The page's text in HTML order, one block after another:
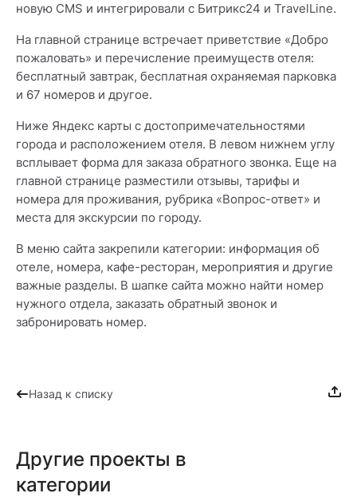
новую CMS и интегрировали с Битрикс24 и TravelLine.
На главной странице встречает приветствие «Добро
пожаловать» и перечисление преимуществ отеля:
бесплатный завтрак, бесплатная охраняемая парковка
и 67 номеров и другое.
Ниже Яндекс карты с достопримечательностями
города и расположением отеля. В левом нижнем углу
всплывает форма для заказа обратного звонка. Еще на
главной странице разместили отзывы, тарифы и
номера для проживания, рубрика «Вопрос-ответ» и
места для экскурсии по городу.
В меню сайта закрепили категории: информация об
отеле, номера, кафе-ресторан, мероприятия и другие
важные разделы. В шапке сайта можно найти номер
нужного отдела, заказать обратный звонок и
забронировать номер.
Назад к списку
Другие проекты в
категории